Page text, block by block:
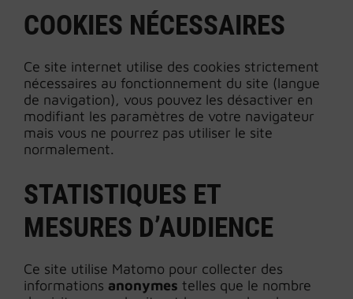
COOKIES NÉCESSAIRES
Ce site internet utilise des cookies strictement
nécessaires au fonctionnement du site (langue
de navigation), vous pouvez les désactiver en
modifiant les paramètres de votre navigateur
mais vous ne pourrez pas utiliser le site
normalement.
STATISTIQUES ET
MESURES D’AUDIENCE
Ce site utilise Matomo pour collecter des
informations anonymes telles que le nombre